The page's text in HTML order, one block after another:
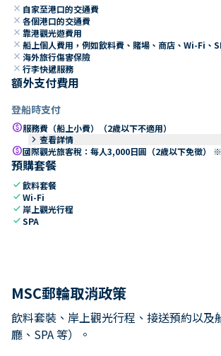
close 自家至港口的交通費
close 各個港口的交通費
close 靠港觀光遊費用
close 船上個人費用，例如飲料費、賭場、商店、Wi-Fi、
close 海外旅行傷害保險
close 行李快遞服務
額外支付費用
登船時支付
paid服務費（船上小費）（2歲以下不適用）
keyboard_arrow_right 查看詳情
paid國際觀光旅客稅：每人3,000日圓（2歲以下免徵）
預購套餐
check飲料套餐
checkWi-Fi
check 岸上觀光行程
checkSPA
MSC郵輪取消政策
飲料套裝、岸上觀光行程、接送預約以及
廳、SPA 等）。